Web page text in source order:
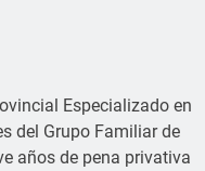
Especializado en
del Grupo Familiar de
años de pena privativa